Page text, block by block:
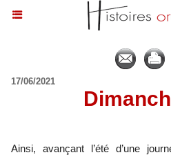
17/06/2021
Ainsi, avançant l’été d’une journée, le gouvernement nous